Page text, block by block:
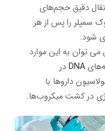
دقیق حجم‌های
سمپلر را پس از هر
شود.
می توان به این موارد
DNAدر
داروها با
در کشت میکروب‌ها.